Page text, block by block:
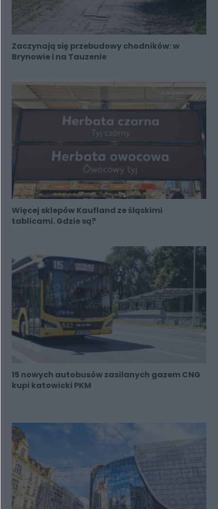
Zaczynają się przebudowy chodników: w
Brynowie i na Tauzenie
Więcej sklepów Kaufland ze śląskimi
tablicami. Gdzie są?
15 nowych autobusów zasilanych gazem CNG
kupi katowicki PKM